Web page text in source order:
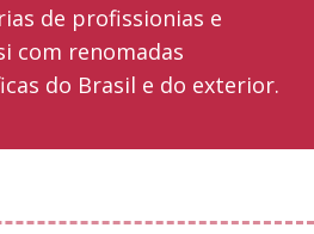
de profissionias e
com renomadas
do Brasil e do exterior.